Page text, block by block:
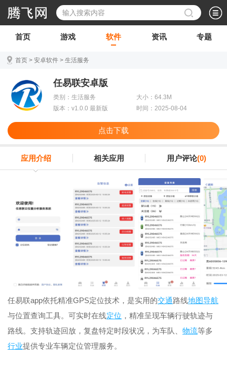
首页 游戏 软件 资讯 专题
首页 > 安卓软件 > 生活服务
任易联安卓版
类别：生活服务
大小：64.3M
版本：v1.0.0 最新版
时间：2025-08-04
点击下载
应用介绍 相关应用 用户评论(0)
任易联app依托精准GPS定位技术，是实用的交通路线地图导航
与位置查询工具。可实时在线定位 ，精准呈现车辆行驶轨迹与
路线。支持轨迹回放，复盘特定时段状况，为车队、 物流等多
行业提供专业车辆定位管理服务。